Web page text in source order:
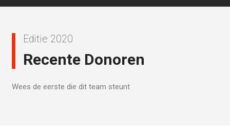
Editie 2020
Recente Donoren
Wees de eerste die dit team steunt